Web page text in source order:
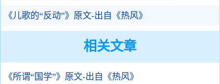
《儿歌的“反动”》原文-出自《热风》
相关文章
《所谓“国学”》原文-出自《热风》